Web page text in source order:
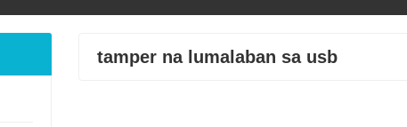
tamper na lumalaban sa usb